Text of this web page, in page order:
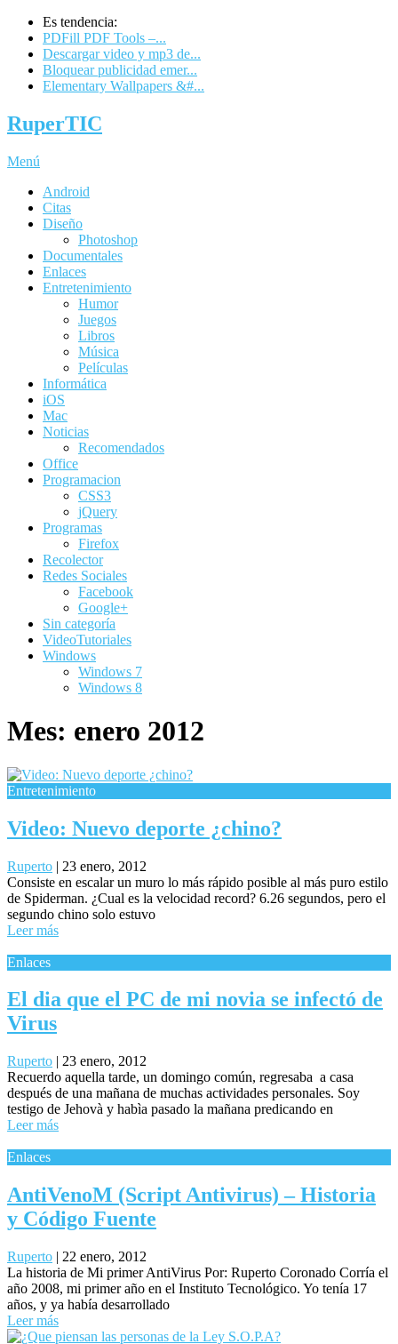
Es tendencia:
PDFill PDF Tools –...
Descargar video y mp3 de...
Bloquear publicidad emer...
Elementary Wallpapers &#...
RuperTIC
Menú
Android
Citas
Diseño
Photoshop
Documentales
Enlaces
Entretenimiento
Humor
Juegos
Libros
Música
Películas
Informática
iOS
Mac
Noticias
Recomendados
Office
Programacion
CSS3
jQuery
Programas
Firefox
Recolector
Redes Sociales
Facebook
Google+
Sin categoría
VideoTutoriales
Windows
Windows 7
Windows 8
Mes: enero 2012
Entretenimiento
Video: Nuevo deporte ¿chino?
Ruperto | 23 enero, 2012
Consiste en escalar un muro lo más rápido posible al más puro estilo
de Spiderman. ¿Cual es la velocidad record? 6.26 segundos, pero el
segundo chino solo estuvo
Leer más
Enlaces
El dia que el PC de mi novia se infectó de
Virus
Ruperto | 23 enero, 2012
Recuerdo aquella tarde, un domingo común, regresaba a casa
después de una mañana de muchas actividades personales. Soy
testigo de Jehovà y habìa pasado la mañana predicando en
Leer más
Enlaces
AntiVenoM (Script Antivirus) – Historia
y Código Fuente
Ruperto | 22 enero, 2012
La historia de Mi primer AntiVirus Por: Ruperto Coronado Corría el
año 2008, mi primer año en el Instituto Tecnológico. Yo tenía 17
años, y ya había desarrollado
Leer más